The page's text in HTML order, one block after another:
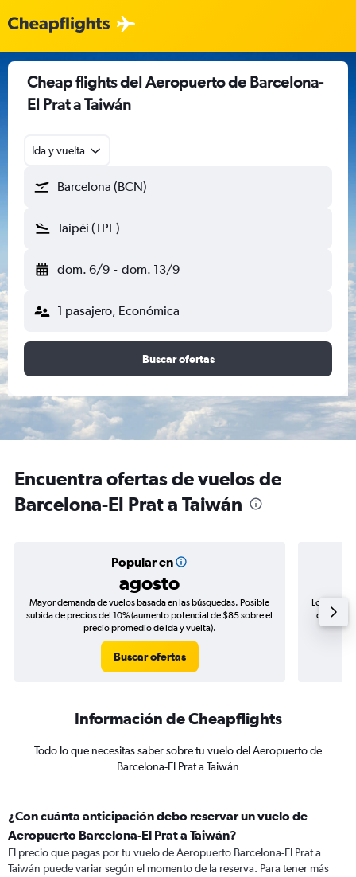
Cheap flights del Aeropuerto de Barcelona-
El Prat a Taiwán
Ida y vuelta
Barcelona (BCN)
Taipéi (TPE)
dom. 6/9 - dom. 13/9
1 pasajero, Económica
Buscar ofertas
Encuentra ofertas de vuelos de
Barcelona-El Prat a Taiwán
Popular en
agosto
Mayor demanda de vuelos basada en las búsquedas. Posible
subida de precios del 10% (aumento potencial de $85 sobre el
precio promedio de ida y vuelta).
Buscar ofertas
Los
de
Información de Cheapflights
Todo lo que necesitas saber sobre tu vuelo del Aeropuerto de
Barcelona-El Prat a Taiwán
¿Con cuánta anticipación debo reservar un vuelo de
Aeropuerto Barcelona-El Prat a Taiwán?
El precio que pagas por tu vuelo de Aeropuerto Barcelona-El Prat a
Taiwán puede variar según el momento de la reserva. Para tener más